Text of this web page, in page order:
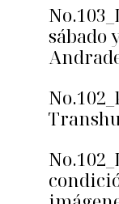
sábado